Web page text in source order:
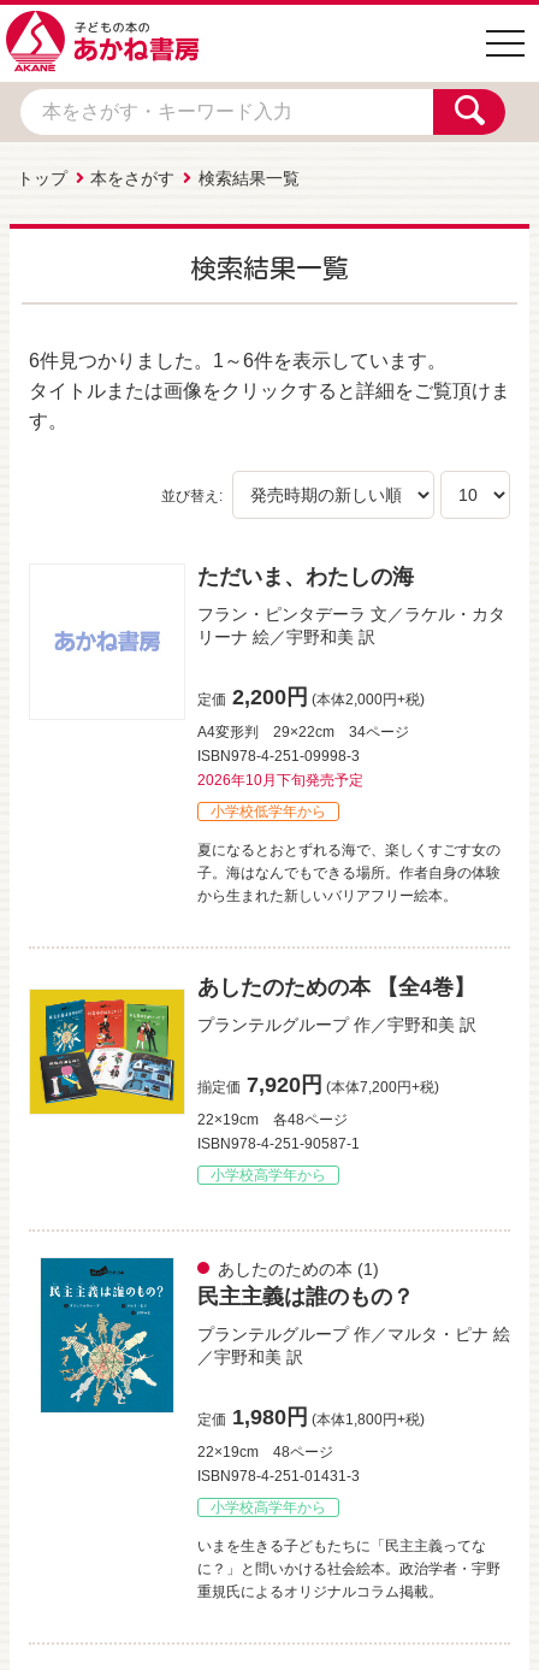
トップ 本をさがす 検索結果一覧
検索結果一覧
6件見つかりました。 1～6件を表示しています。
タイトルまたは画像をクリックすると詳細をご覧頂けま
す。
並び替え:
ただいま、わたしの海
フラン・ピンタデーラ 文／ラケル・カタ
リーナ 絵／宇野和美 訳
定価 2,200円 (本体2,000円+税)
A4変形判
29×22cm
34ページ
ISBN978-4-251-09998-3
2026年10月下旬発売予定
小学校低学年から
夏になるとおとずれる海で、楽しくすごす女の
子。海はなんでもできる場所。作者自身の体験
から生まれた新しいバリアフリー絵本。
あしたのための本 【全4巻】
プランテルグループ作／宇野和美 訳
揃定価 7,920円 (本体7,200円+税)
22×19cm
各48ページ
ISBN978-4-251-90587-1
小学校高学年から
あしたのための本 (1)
民主主義は誰のもの？
プランテルグループ作／マルタ・ピナ 絵
／宇野和美 訳
定価 1,980円 (本体1,800円+税)
22×19cm
48ページ
ISBN978-4-251-01431-3
小学校高学年から
いまを生きる子どもたちに「民主主義ってな
に？」と問いかける社会絵本。政治学者・宇野
重規氏によるオリジナルコラム掲載。